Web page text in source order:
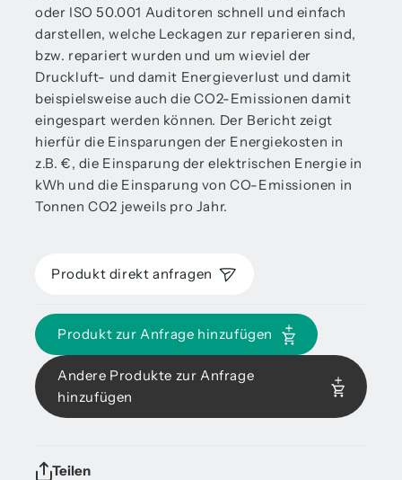
oder ISO 50.001 Auditoren schnell und einfach
darstellen, welche Leckagen zur reparieren sind,
bzw. repariert wurden und um wieviel der
Druckluft- und damit Energieverlust und damit
beispielsweise auch die CO2-Emissionen damit
eingespart werden können. Der Bericht zeigt
hierfür die Einsparungen der Energiekosten in
z.B. €, die Einsparung der elektrischen Energie in
kWh und die Einsparung von CO-Emissionen in
Tonnen CO2 jeweils pro Jahr.
Produkt direkt anfragen
Produkt zur Anfrage hinzufügen
Andere Produkte zur Anfrage
hinzufügen
Teilen